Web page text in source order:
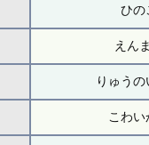
ひの
えん
りゅうの
こわい